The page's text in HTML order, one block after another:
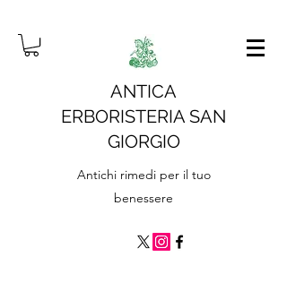
ANTICA
ERBORISTERIA SAN
GIORGIO
Antichi rimedi per il tuo
benessere